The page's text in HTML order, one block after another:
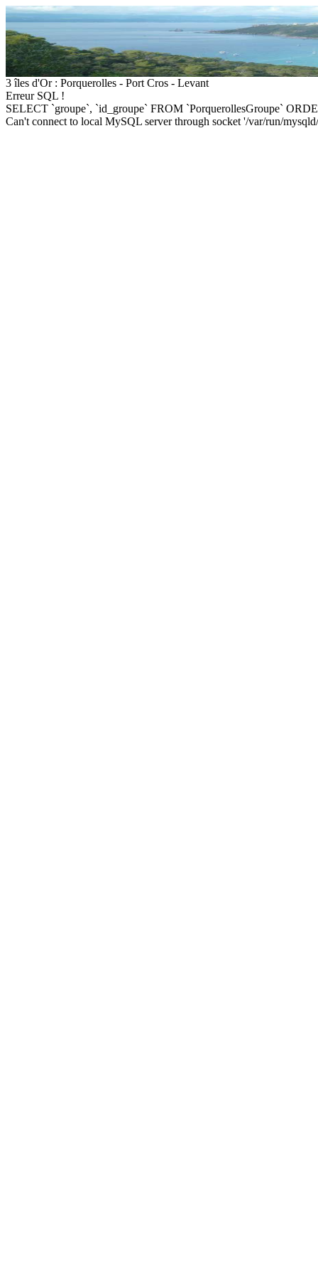
3 îles d'Or : Porquerolles - Port Cros - Levant
Erreur SQL !
SELECT `groupe`, `id_groupe` FROM `PorquerollesGroupe`
Can't connect to local MySQL server through socket '/var/run/